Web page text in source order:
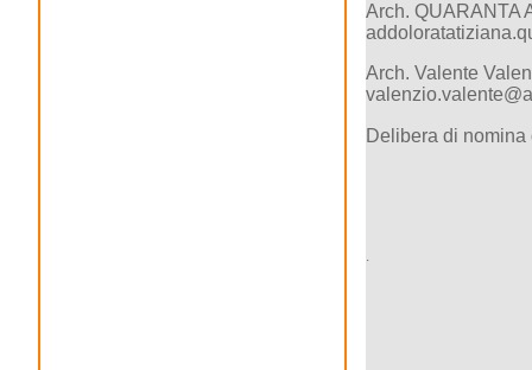
Arch. QUARANTA
Arch. Valente
Delibera di
.